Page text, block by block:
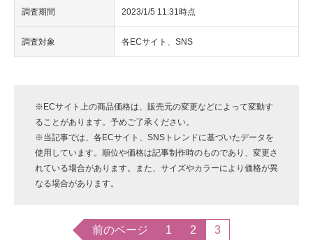
調査期間 2023/1/5 11:31時点
調査対象 各ECサイト、SNS
※ECサイト上の商品価格は、販売元の変更などによって変動す
ることがあります。予めご了承ください。
※当記事では、各ECサイト、SNSトレンドに基づいたデータを
使用しています。順位や価格は記事制作時のものであり、変更さ
れている場合があります。また、サイズやカラーにより価格が異
なる場合があります。
前のページ 1 2 3